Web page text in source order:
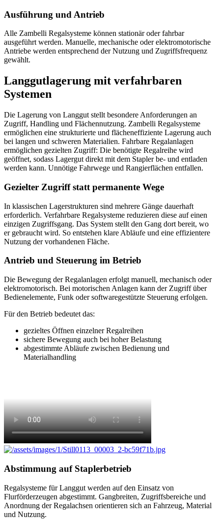
Ausführung und Antrieb
Alle Zambelli Regalsysteme können stationär oder fahrbar
ausgeführt werden. Manuelle, mechanische oder elektromotorische
Antriebe werden entsprechend der Nutzung und Zugriffsfrequenz
gewählt.
Langgutlagerung mit verfahrbaren
Systemen
Die Lagerung von Langgut stellt besondere Anforderungen an
Zugriff, Handling und Flächennutzung. Zambelli Regalsysteme
ermöglichen eine strukturierte und flächeneffiziente Lagerung auch
bei langen und schweren Materialien. Fahrbare Regalanlagen
ermöglichen gezielten Zugriff: Die benötigte Regalreihe wird
geöffnet, sodass Lagergut direkt mit dem Stapler be- und entladen
werden kann. Unnötige Fahrwege und Rangierflächen entfallen.
Gezielter Zugriff statt permanente Wege
In klassischen Lagerstrukturen sind mehrere Gänge dauerhaft
erforderlich. Verfahrbare Regalsysteme reduzieren diese auf einen
einzigen Zugriffsgang. Das System stellt den Gang dort bereit, wo
er gebraucht wird. So entstehen klare Abläufe und eine effizientere
Nutzung der vorhandenen Fläche.
Antrieb und Steuerung im Betrieb
Die Bewegung der Regalanlagen erfolgt manuell, mechanisch oder
elektromotorisch. Bei motorischen Anlagen kann der Zugriff über
Bedienelemente, Funk oder softwaregestützte Steuerung erfolgen.
Für den Betrieb bedeutet das:
gezieltes Öffnen einzelner Regalreihen
sichere Bewegung auch bei hoher Belastung
abgestimmte Abläufe zwischen Bedienung und
Materialhandling
Abstimmung auf Staplerbetrieb
Regalsysteme für Langgut werden auf den Einsatz von
Flurförderzeugen abgestimmt. Gangbreiten, Zugriffsbereiche und
Anordnung der Regalachsen orientieren sich an Fahrzeug, Material
und Nutzung.